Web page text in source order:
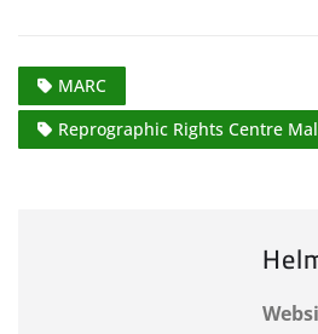
MARC
Reprographic Rights Centre